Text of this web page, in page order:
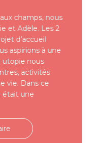
champs, nous
et Adèle. Les 2
d’accueil
aspirions à une
utopie nous
activités
vie. Dans ce
était une